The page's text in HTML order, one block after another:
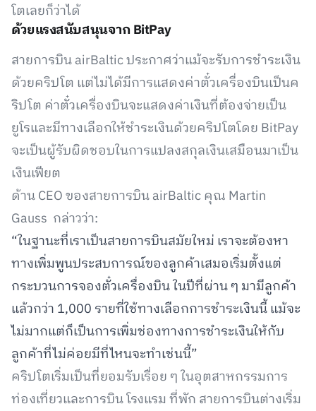
โตเลยก็ว่าได้
ด้วยแรงสนับสนุนจาก BitPay
สายการบิน airBaltic ประกาศว่าแม้จะรับการชำระเงิน
ด้วยคริปโต แต่ไม่ได้มีการแสดงค่าตั๋วเครื่องบินเป็นค
ริปโต ค่าตั๋วเครื่องบินจะแสดงค่าเงินที่ต้องจ่ายเป็น
ยูโรและมีทางเลือกให้ชำระเงินด้วยคริปโตโดย BitPay
จะเป็นผู้รับผิดชอบในการแปลงสกุลเงินเสมือนมาเป็น
เงินเฟียต
ด้าน CEO ของสายการบิน airBaltic คุณ Martin
Gauss กล่าวว่า:
“ในฐานะที่เราเป็นสายการบินสมัยใหม่ เราจะต้องหา
ทางเพิ่มพูนประสบการณ์ของลูกค้าเสมอเริ่มตั้งแต่
กระบวนการจองตั๋วเครื่องบิน ในปีที่ผ่าน ๆ มามีลูกค้า
แล้วกว่า 1,000 รายที่ใช้ทางเลือกการชำระเงินนี้ แม้จะ
ไม่มากแต่ก็เป็นการเพิ่มช่องทางการชำระเงินให้กับ
ลูกค้าที่ไม่ค่อยมีที่ไหนจะทำเช่นนี้”
คริปโตเริ่มเป็นที่ยอมรับเรื่อย ๆ ในอุตสาหกรรมการ
ท่องเที่ยวและการบิน โรงแรม ที่พัก สายการบินต่างเริ่ม